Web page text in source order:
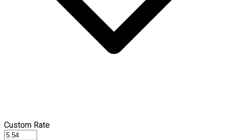
Custom Rate